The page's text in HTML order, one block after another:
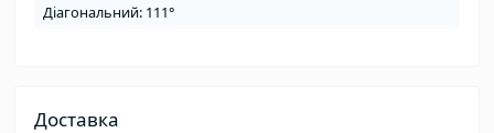
Діагональний: 111°
Доставка